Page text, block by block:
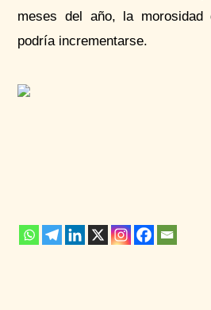
meses del año, la morosidad
podría incrementarse.